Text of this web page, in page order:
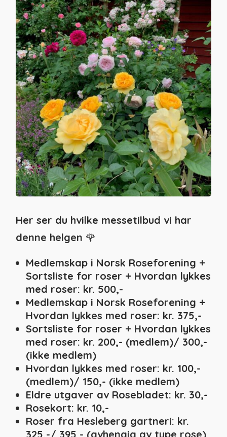
Her ser du hvilke messetilbud vi har
denne helgen 🌹
Medlemskap i Norsk Roseforening +
Sortsliste for roser + Hvordan lykkes
med roser: kr. 500,-
Medlemskap i Norsk Roseforening +
Hvordan lykkes med roser: kr. 375,-
Sortsliste for roser + Hvordan lykkes
med roser: kr. 200,- (medlem)/ 300,-
(ikke medlem)
Hvordan lykkes med roser: kr. 100,-
(medlem)/ 150,- (ikke medlem)
Eldre utgaver av Rosebladet: kr. 30,-
Rosekort: kr. 10,-
Roser fra Hesleberg gartneri: kr.
325,-/ 395,- (avhengig av type rose)